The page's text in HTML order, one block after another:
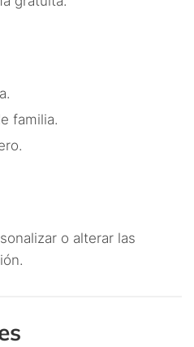
familia.
o alterar las